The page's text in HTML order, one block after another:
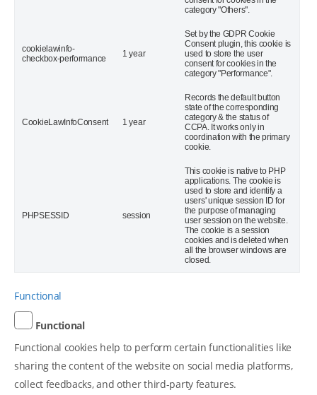
category "Others".
cookielawinfo-
checkbox-performance
1 year
Set by the GDPR Cookie
Consent plugin, this cookie is
used to store the user
consent for cookies in the
category "Performance".
CookieLawInfoConsent 1 year
Records the default button
state of the corresponding
category & the status of
CCPA. It works only in
coordination with the primary
cookie.
PHPSESSID session
This cookie is native to PHP
applications. The cookie is
used to store and identify a
users' unique session ID for
the purpose of managing
user session on the website.
The cookie is a session
cookies and is deleted when
all the browser windows are
closed.
Functional
Functional
Functional cookies help to perform certain functionalities like
sharing the content of the website on social media platforms,
collect feedbacks, and other third-party features.